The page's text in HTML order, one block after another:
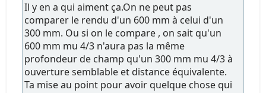
Il y en a qui aiment ça.On ne peut pas
comparer le rendu d'un 600 mm à celui d'un
300 mm. Ou si on le compare , on sait qu'un
600 mm mu 4/3 n'aura pas la même
profondeur de champ qu'un 300 mm mu 4/3 à
ouverture semblable et distance équivalente.
Ta mise au point pour avoir quelque chose qui